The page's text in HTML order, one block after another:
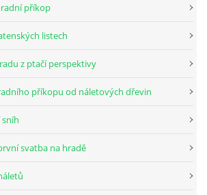
příkop
listech
z ptačí perspektivy
příkopu od náletových dřevin
sníh
svatba na hradě